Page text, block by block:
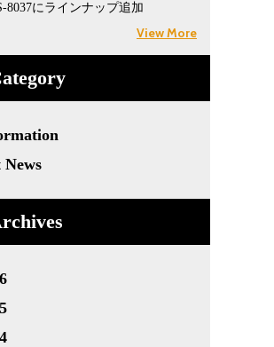
8037にラインナップ追加
View More